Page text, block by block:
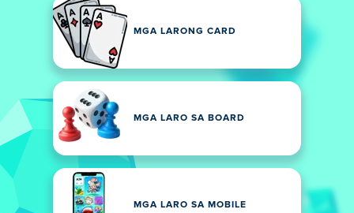
MGA LARONG CARD
MGA LARO SA BOARD
MGA LARO SA MOBILE